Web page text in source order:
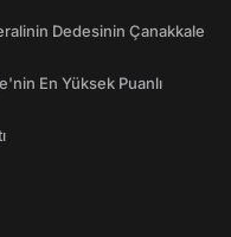
Dedesinin Çanakkale
En Yüksek Puanlı